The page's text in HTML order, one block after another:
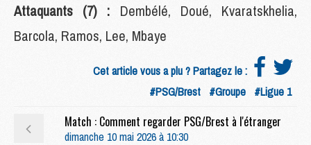
Attaquants (7) : Dembélé, Doué, Kvaratskhelia,
Barcola, Ramos, Lee, Mbaye
Cet article vous a plu ? Partagez le :
#PSG/Brest #Groupe #Ligue 1
Match : Comment regarder PSG/Brest à l'étranger
dimanche 10 mai 2026 à 10:30